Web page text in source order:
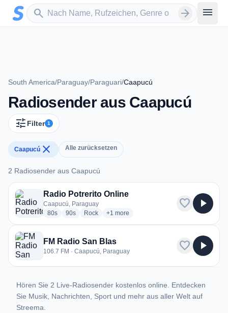
Zum Hauptinhalt springen
search
Sender suchen arrow_forward menu
South America/Paraguay/Paraguari/Caapucú
Radiosender aus Caapucú
tune Filter 1
Caapucú close Alle zurücksetzen
2 Radiosender aus Caapucú
2 Radiosender aus Caapucú
Radio Potrerito Online
Caapucú, Paraguay
80sradio stations
90sradio stations
Rockradio stations
+1 more genres for Radio Potrerito Online
more
favorite play_arrow
FM Radio San Blas
106.7 FM · Caapucú, Paraguay favorite play_arrow
Hören Sie 2 Live-Radiosender kostenlos online. Entdecken
Sie Musik, Nachrichten, Sport und mehr aus aller Welt auf
Streema.